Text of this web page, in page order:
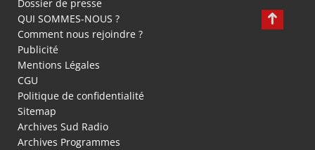
Dossier de presse
QUI SOMMES-NOUS ?
Comment nous rejoindre ?
Publicité
Mentions Légales
CGU
Politique de confidentialité
Sitemap
Archives Sud Radio
Archives Programmes